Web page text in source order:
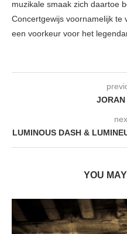
muzikale smaak zich daartoe
Concertgewijs voornamelijk te
een voorkeur voor het
LUMINOUS DASH &
YOU